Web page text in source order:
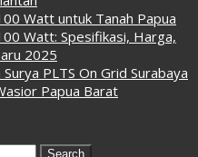
Watt untuk Tanah Papua
Watt: Spesifikasi, Harga,
2025
PLTS On Grid Surabaya
Papua Barat
Search